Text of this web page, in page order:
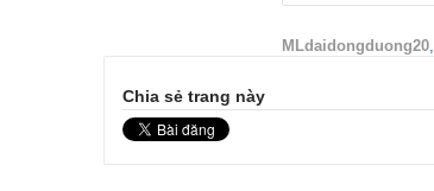
MLdaidongduong20,
Chia sẻ trang này